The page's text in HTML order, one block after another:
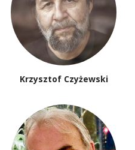
Krzysztof Czyżewski